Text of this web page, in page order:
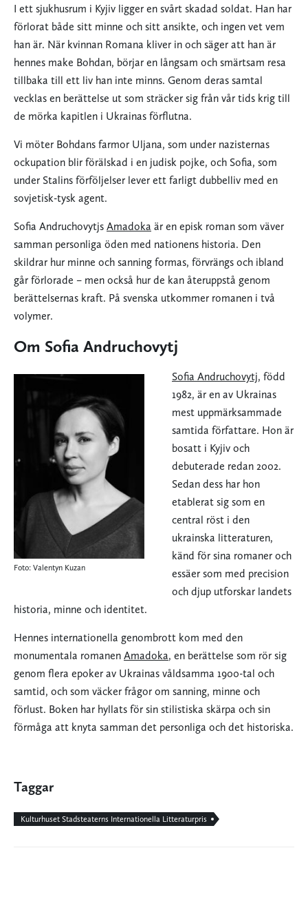
I ett sjukhusrum i Kyjiv ligger en svårt skadad soldat. Han har
förlorat både sitt minne och sitt ansikte, och ingen vet vem
han är. När kvinnan Romana kliver in och säger att han är
hennes make Bohdan, börjar en långsam och smärtsam resa
tillbaka till ett liv han inte minns. Genom deras samtal
vecklas en berättelse ut som sträcker sig från vår tids krig till
de mörka kapitlen i Ukrainas förflutna.
Vi möter Bohdans farmor Uljana, som under nazisternas
ockupation blir förälskad i en judisk pojke, och Sofia, som
under Stalins förföljelser lever ett farligt dubbelliv med en
sovjetisk-tysk agent.
Sofia Andruchovytjs Amadoka är en episk roman som väver
samman personliga öden med nationens historia. Den
skildrar hur minne och sanning formas, förvrängs och ibland
går förlorade – men också hur de kan återuppstå genom
berättelsernas kraft. På svenska utkommer romanen i två
volymer.
Om Sofia Andruchovytj
Foto: Valentyn Kuzan
Sofia Andruchovytj, född
1982, är en av Ukrainas
mest uppmärksammade
samtida författare. Hon är
bosatt i Kyjiv och
debuterade redan 2002.
Sedan dess har hon
etablerat sig som en
central röst i den
ukrainska litteraturen,
känd för sina romaner och
essäer som med precision
och djup utforskar landets
historia, minne och identitet.
Hennes internationella genombrott kom med den
monumentala romanen Amadoka, en berättelse som rör sig
genom flera epoker av Ukrainas våldsamma 1900-tal och
samtid, och som väcker frågor om sanning, minne och
förlust. Boken har hyllats för sin stilistiska skärpa och sin
förmåga att knyta samman det personliga och det historiska.
Taggar
Kulturhuset Stadsteaterns Internationella Litteraturpris